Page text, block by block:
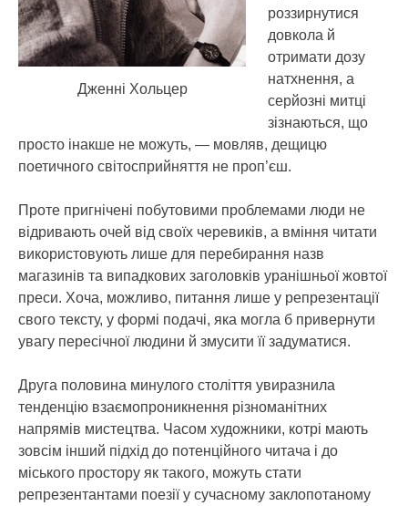
Дженні Хольцер
роззирнутися
довкола й
отримати дозу
натхнення, а
серйозні митці
зізнаються, що
просто інакше не можуть, — мовляв, дещицю
поетичного світосприйняття не проп’єш.
Проте пригнічені побутовими проблемами люди не
відривають очей від своїх черевиків, а вміння читати
використовують лише для перебирання назв
магазинів та випадкових заголовків уранішньої жовтої
преси. Хоча, можливо, питання лише у репрезентації
свого тексту, у формі подачі, яка могла б привернути
увагу пересічної людини й змусити її задуматися.
Друга половина минулого століття увиразнила
тенденцію взаємопроникнення різноманітних
напрямів мистецтва. Часом художники, котрі мають
зовсім інший підхід до потенційного читача і до
міського простору як такого, можуть стати
репрезентантами поезії у сучасному заклопотаному